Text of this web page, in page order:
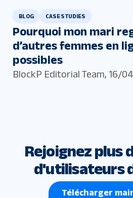
BLOG CASE STUDIES
Pourquoi mon mari
d’autres femmes en
possibles
BlockP Editorial Team, 16/
Rejoignez plus
d'utilisateurs
Télécharger